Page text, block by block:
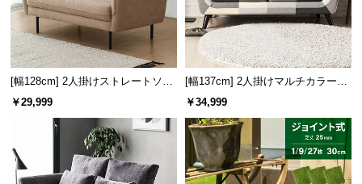
ロ
グ
企
業
座り疲れしにくい座面クッション
[幅128cm] 2人掛けストレートソフ
ァ
￥29,999
[幅137cm] 2人掛けマルチカラーソ
ファ
￥34,999